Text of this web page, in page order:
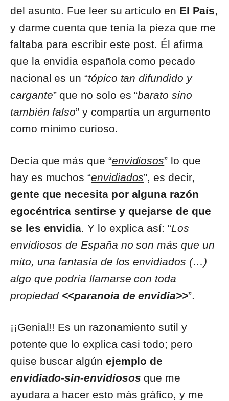
del asunto. Fue leer su artículo en El País,
y darme cuenta que tenía la pieza que me
faltaba para escribir este post. Él afirma
que la envidia española como pecado
nacional es un “tópico tan difundido y
cargante” que no solo es “barato sino
también falso” y compartía un argumento
como mínimo curioso.
Decía que más que “envidiosos” lo que
hay es muchos “envidiados”, es decir,
gente que necesita por alguna razón
egocéntrica sentirse y quejarse de que
se les envidia. Y lo explica así: “Los
envidiosos de España no son más que un
mito, una fantasía de los envidiados (…)
algo que podría llamarse con toda
propiedad <<paranoia de envidia>>”.
¡¡Genial!! Es un razonamiento sutil y
potente que lo explica casi todo; pero
quise buscar algún ejemplo de
envidiado-sin-envidiosos que me
ayudara a hacer esto más gráfico, y me